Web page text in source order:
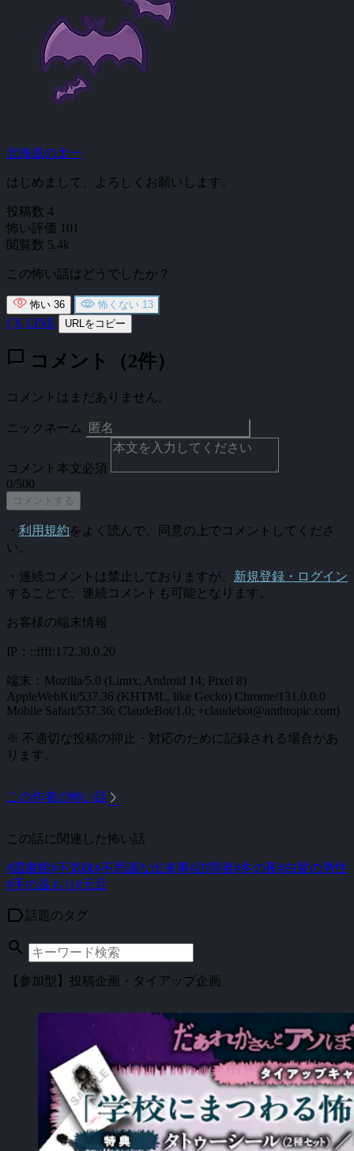
北海道の太一
はじめまして、よろしくお願いします。
投稿数 4
怖い評価 101
閲覧数 5.4k
この怖い話はどうでしたか？
怖い 36 怖くない 13
f X LINE URLをコピー
chat_bubble コメント（2件）
コメントはまだありません。
ニックネーム
コメント本文必須
0/500
コメントする
・ 利用規約をよく読んで、同意の上でコメントしてくださ
い。
・連続コメントは禁止しておりますが、 新規登録・ログイン
することで、連続コメントも可能となります。
お客様の端末情報
IP：::ffff:172.30.0.20
端末：Mozilla/5.0 (Linux; Android 14; Pixel 8)
AppleWebKit/537.36 (KHTML, like Gecko) Chrome/131.0.0.0
Mobile Safari/537.36; ClaudeBot/1.0; +claudebot@anthropic.com)
※ 不適切な投稿の抑止・対応のために記録される場合があ
ります。
この作者の怖い話 arrow_forward_ios
この話に関連した怖い話
#図書館#不気味#不思議な出来事#訪問者#冬の夜#白髪の男性
#手の温もり #元旦
label話題のタグ
search
【参加型】投稿企画・タイアップ企画